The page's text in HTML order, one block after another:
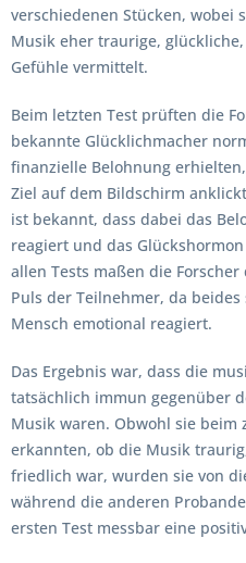
verschiedenen Stücken, wobei
Musik eher traurige,
Gefühle vermittelt.
Beim letzten Test prüften die
bekannte Glücklichmacher
finanzielle Belohnung
Ziel auf dem Bildschirm
ist bekannt, dass dabei das
reagiert und das
allen Tests maßen die
Puls der Teilnehmer, da
Mensch emotional reagiert.
Das Ergebnis war, dass die
tatsächlich immun gegenüber
Musik waren. Obwohl sie beim
erkannten, ob die Musik
friedlich war, wurden sie von
während die anderen
ersten Test messbar eine